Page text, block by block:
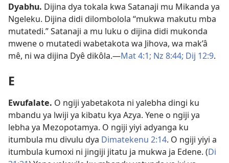
Dyabhu. Dijina dya tokala kwa Satanaji mu Mikanda ya
Ngeleku. Dijina didi dilombolola “mukwa makutu mba
mutatedi.” Satanaji a mu luku o dijina didi mukonda
mwene o mutatedi wabetakota wa Jihova, wa mak’â
mê, ni wa dijina Dyê dikôla.—Mat 4:1; Nz 8:44; Dij 12:9.
E
Ewufalate. O ngiji yabetakota ni yalebha dingi ku
mbandu ya lwiji ya kibatu kya Azya. Yene o ngiji ya
lebha ya Mezopotamya. O ngiji yiyi adyanga ku
itumbula mu divulu dya Dimatekenu 2:14. O ngiji yiyi a
itumbula kumoxi ni jingiji jitatu ja mukwa ja Edene. (Di